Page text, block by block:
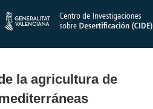
la agricultura de